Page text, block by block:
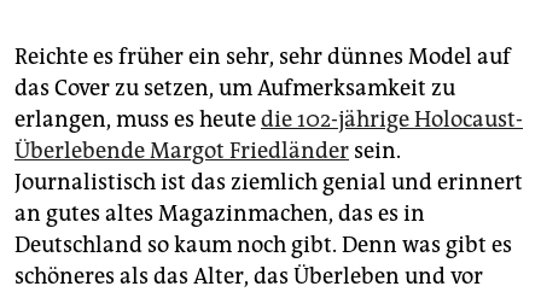
Reichte es früher ein sehr, sehr dünnes Model auf
das Cover zu setzen, um Aufmerksamkeit zu
erlangen, muss es heutedie 102-jährige Holocaust-
Überlebende Margot Friedländer sein.
Journalistisch ist das ziemlich genial und erinnert
an gutes altes Magazinmachen, das es in
Deutschland so kaum noch gibt. Denn was gibt es
schöneres als das Alter, das Überleben und vor